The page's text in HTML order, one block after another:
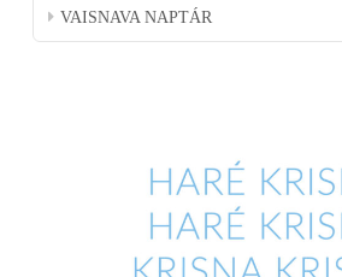
VAISNAVA NAPTÁR